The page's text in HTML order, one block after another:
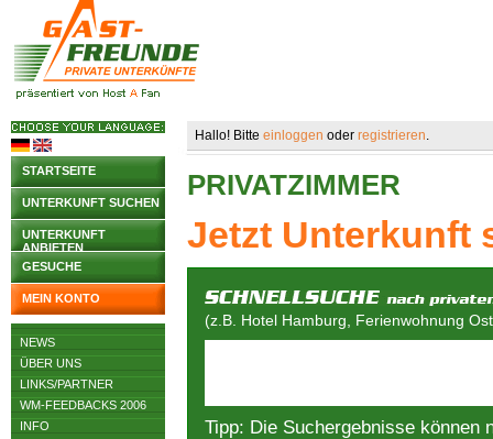
STARTSEITE
UNTERKUNFT SUCHEN
UNTERKUNFT
ANBIETEN
GESUCHE
MEIN KONTO
NEWS
ÜBER UNS
LINKS/PARTNER
WM-FEEDBACKS 2006
INFO
Hallo! Bitte einloggen oder registrieren.
PRIVATZIMMER
Jetzt Unterkunft
(z.B. Hotel Hamburg, Ferienwohnung
Tipp: Die Suchergebnisse können